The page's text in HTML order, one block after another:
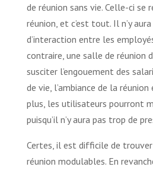
de réunion sans vie. Celle-ci se
réunion, et c’est tout. Il n’y
d’interaction entre les
contraire, une salle de réunion
susciter l’engouement des
de vie, l’ambiance de la
plus, les utilisateurs pourront
puisqu’il n’y aura pas trop de
Certes, il est difficile de trouver
réunion modulables. En